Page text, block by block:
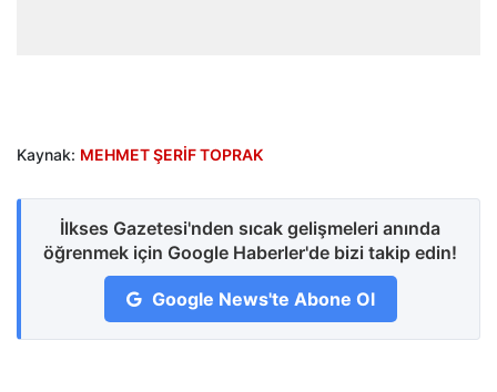
Kaynak: MEHMET ŞERİF TOPRAK
İlkses Gazetesi'nden sıcak gelişmeleri anında
öğrenmek için Google Haberler'de bizi takip edin!
Google News'te Abone Ol